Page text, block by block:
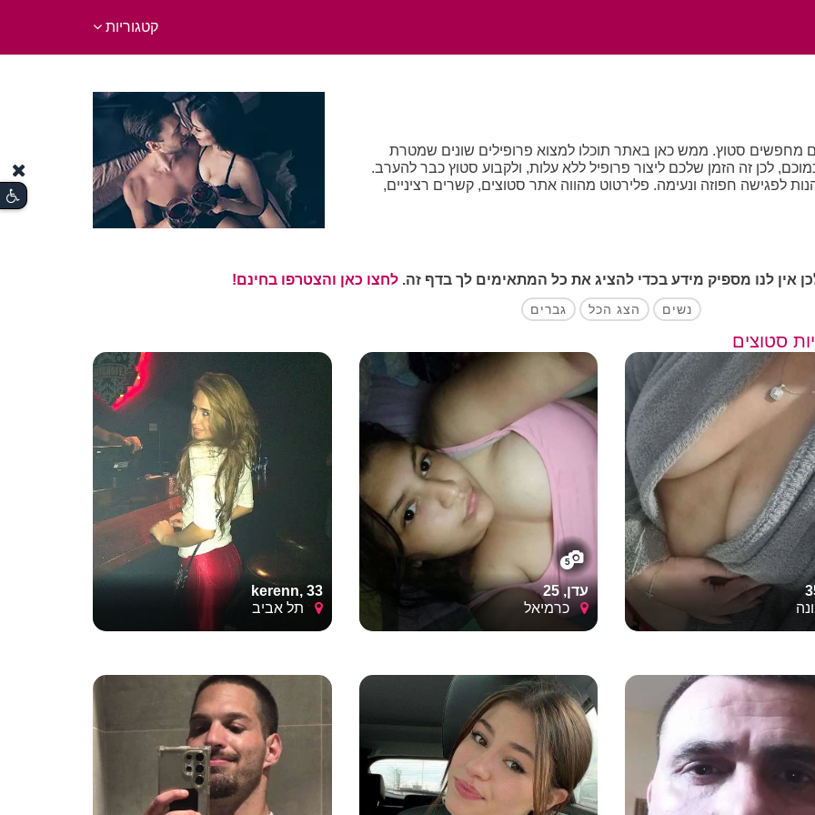
קטגוריות
סטוץ. ממש כאן באתר תוכלו למצוא פרופילים שונים שמטרת
לכן זה הזמן שלכם ליצור פרופיל ללא עלות, ולקבוע סטוץ כבר להערב.
לפגישה חפוזה ונעימה. פלירטוט מהווה אתר סטוצים, קשרים רציניים,
הכרויות חייבת להסתיים בחיפוש אחר שמלת כלה או משכנתא משותפת.
החשמל שעובר בגוף כשנפגשים עם מישהו חדש והידיעה שהלילה הזה
הכרויות סטוצים הוא המקום שבו אפשר להשאיר את ה"רצינות" בדלת
זה הריגוש שבגילוי, הסקרנות לגבי הגוף של הצד השני והיכולת להתמסר
נכון עם הביטחון העצמי הנכון ובלי מסכות, זה הופך להיות פינוק אמיתי
ממה נמנעים?
כנות היא
אל תמרחו זמן:
שיחות של שבועות בוואטאפ רק
ליהנות".
בלי שאלות על העתיד:"לאן זה הולך?" זו השאלה הכי
פחות רלוונטית כרגע. תתרכזו ב"עכשיו".
בפעם
אל תשכחו הגנה:בטיחות פיזית היא תנאי סף לכל
הנאה אמיתית. בלי פשרות בנושא.
מתח ולשבור את
אל תהיו שיפוטיים:לכל אחד יש את הפנטזיות
ציינו בפתיחות מה אתם רוצים, שמרו על תקשורת נעימה ובטוחה,
– הלילה יכול להיות הרבה יותר מהנה.
מעט נועז יותר, עולם הכרויות סקס מאפשר לחקור את הרצונות בצורה
אותו וייב. זה המקום שבו משחקי משיכה, תשוקה וסקרנות נפגשים – בלי
אין לנו מספיק מידע בכדי להציג את כל המתאימים לך בדף זה.לחצו כאן והצטרפו בחינם!
נשים הצג הכל גברים
סטוצים
5
עדן, 25
כרמיאל
kerenn, 33
תל אביב